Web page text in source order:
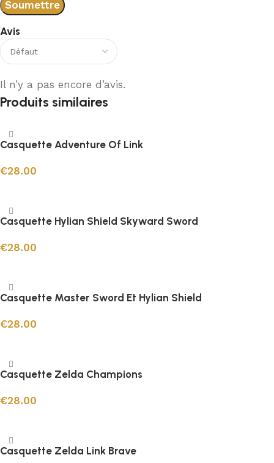
Avis
Il n’y a pas encore d’avis.
Produits similaires
Casquette Adventure Of Link
€28.00
Casquette Hylian Shield Skyward Sword
€28.00
Casquette Master Sword Et Hylian Shield
€28.00
Casquette Zelda Champions
€28.00
Casquette Zelda Link Brave